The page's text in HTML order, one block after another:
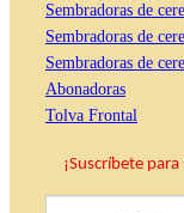
Sembradoras de
Sembradoras de
Sembradoras de
Abonadoras
Tolva Frontal
¡Suscríbete